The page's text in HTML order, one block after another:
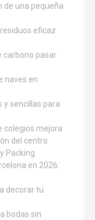
de una pequeña
eficaz
carbono pasar
naves en
y sencillas para
colegios mejora
del centro
Packing
en 2026:
decorar tu
bodas sin